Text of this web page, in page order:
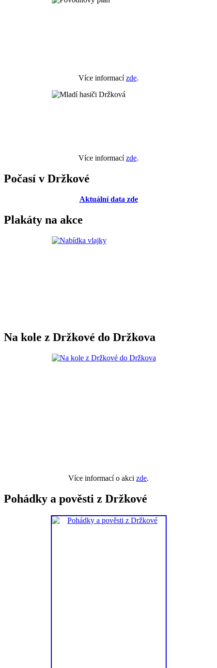
Více informacízde.
Více informacízde.
Počasí v Držkové
Aktuální data zde
Plakáty na akce
Na kole z Držkové do Držkova
Více informací o akci zde.
Pohádky a pověsti z Držkové